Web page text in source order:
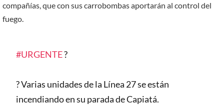
compañías, que con sus carrobombas aportarán al control del
fuego.
#URGENTE?
? Varias unidades de la Línea 27 se están
incendiando en su parada de Capiatá.